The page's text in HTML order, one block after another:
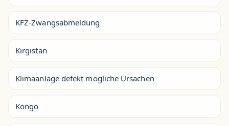
KFZ-Zwangsabmeldung
Kirgistan
Klimaanlage defekt mögliche Ursachen
Kongo